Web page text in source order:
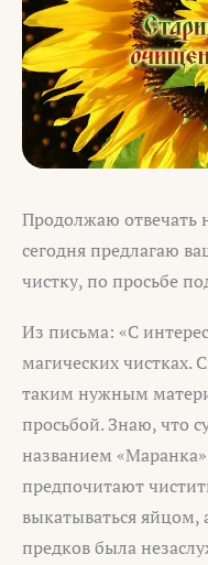
Продолжаю отвечать
сегодня предлагаю
чистку, по просьбе
Из письма: «С
магических чистках.
таким нужным
просьбой. Знаю, что
названием
предпочитают
выкатываться яйцом,
предков была